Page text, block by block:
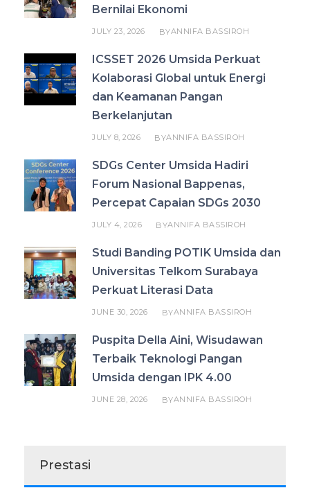
Bernilai Ekonomi
JULY 23, 2026 BYANNIFA BASSIROH
ICSSET 2026 Umsida Perkuat
Kolaborasi Global untuk Energi
dan Keamanan Pangan
Berkelanjutan
JULY 8, 2026 BYANNIFA BASSIROH
SDGs Center Umsida Hadiri
Forum Nasional Bappenas,
Percepat Capaian SDGs 2030
JULY 4, 2026 BYANNIFA BASSIROH
Studi Banding POTIK Umsida dan
Universitas Telkom Surabaya
Perkuat Literasi Data
JUNE 30, 2026 BYANNIFA BASSIROH
Puspita Della Aini, Wisudawan
Terbaik Teknologi Pangan
Umsida dengan IPK 4.00
JUNE 28, 2026 BYANNIFA BASSIROH
Prestasi